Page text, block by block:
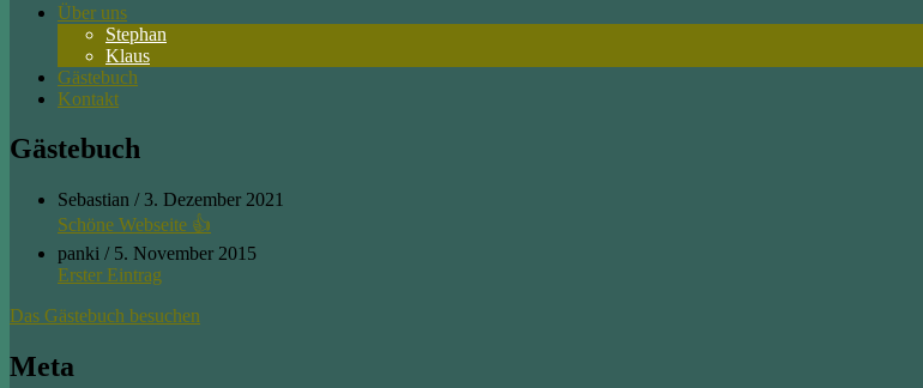
Über uns
Stephan
Klaus
Gästebuch
Kontakt
Gästebuch
Sebastian / 3. Dezember 2021
Schöne Webseite 👍
panki / 5. November 2015
Erster Eintrag
Das Gästebuch besuchen
Meta